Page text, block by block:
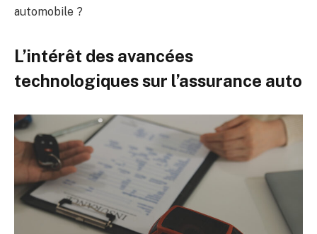
automobile ?
L’intérêt des avancées
technologiques sur l’assurance auto